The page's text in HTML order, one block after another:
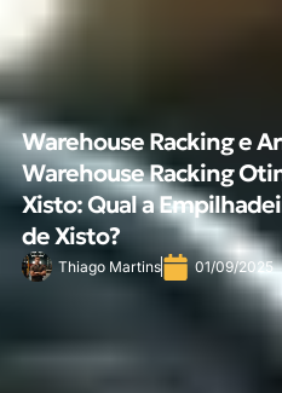
Warehouse Racking e
Warehouse Racking
Xisto: Qual a
de Xisto?
Thiago Martins 01/09/2025